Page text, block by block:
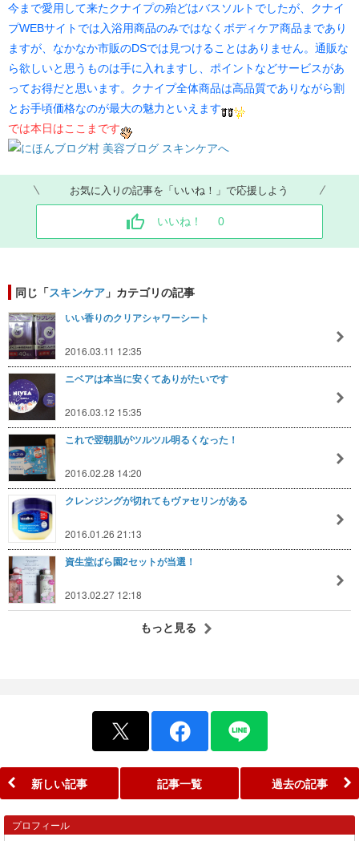
今まで愛用して来たクナイプの殆どはバスソルトでしたが、クナイ
プWEBサイトでは入浴用商品のみではなくボディケア商品まであり
ますが、なかなか市販のDSでは見つけることはありません。通販な
ら欲しいと思うものは手に入れますし、ポイントなどサービスがあ
ってお得だと思います。クナイプ全体商品は高品質でありながら割
とお手頃価格なのが最大の魅力といえます
では本日はここまです
お気に入りの記事を「いいね！」で応援しよう
いいね！ 0
同じ「スキンケア 」カテゴリの記事
いい香りのクリアシャワーシート
2016.03.11 12:35
ニベアは本当に安くてありがたいです
2016.03.12 15:35
これで翌朝肌がツルツル明るくなった！
2016.02.28 14:20
クレンジングが切れてもヴァセリンがある
2016.01.26 21:13
資生堂ばら園2セットが当選！
2013.02.27 12:18
もっと見る
新しい記事 記事一覧 過去の記事
プロフィール